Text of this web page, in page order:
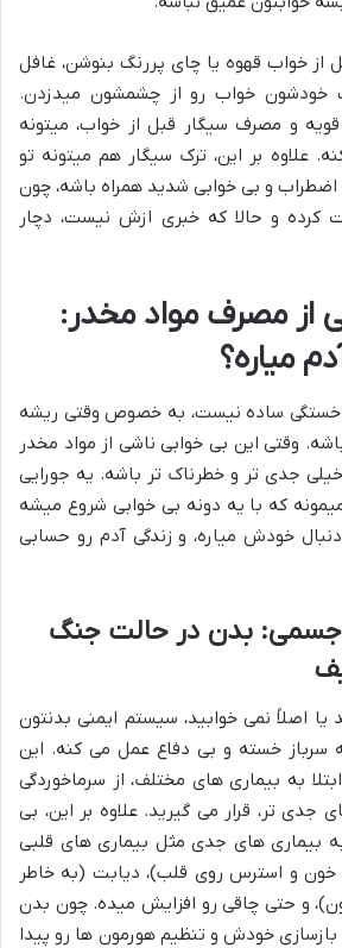
از خواب قهوه یا چای پررنگ بنوشن، غافل
خودشون خواب رو از چشمشون میدزدن.
و مصرف سیگار قبل از خواب، میتونه
علاوه بر این، ترک سیگار هم میتونه تو
اضطراب و بی خوابی شدید همراه باشه، چون
کرده و حالا که خبری ازش نیست، دچار
از مصرف مواد مخدر:
میاره؟
ساده نیست، به خصوص وقتی ریشه
وقتی این بی خوابی ناشی از مواد مخدر
جدی تر و خطرناک تر باشه. یه جورایی
که با یه دونه بی خوابی شروع میشه
خودش میاره، و زندگی آدم رو حسابی
جسمی: بدن در حالت جنگ
اصلاً نمی خوابید، سیستم ایمنی بدنتون
خسته و بی دفاع عمل می کنه. این
به بیماری های مختلف، از سرماخوردگی
تر، قرار می گیرید. علاوه بر این، بی
بیماری های جدی مثل بیماری های قلبی
خون و استرس روی قلب)، دیابت (به خاطر
و حتی چاقی رو افزایش میده. چون بدن
بازسازی خودش و تنظیم هورمون ها رو پیدا